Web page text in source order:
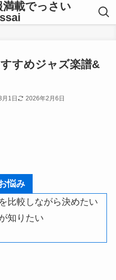
載でっさい
すめジャズ楽譜&
1日 2026年2月6日
悩み
比較しながら決めたい
知りたい